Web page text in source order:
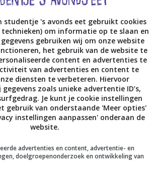
m’n hoofd te lopen, op m’n kussen te
ondertussen op m’n buik (ik slaap vaak op
En dat vond ik heer-lijk om te
mogelijk in te steken, dus
YES! 😀
studentje 's avonds eet gebruikt cookies
technieken) om informatie op te slaan en
gebruiken wij om onze website
het gebruik van de website te
content en advertenties te
van advertenties en content te
diensten te verbeteren. Hiervoor
zoals unieke advertentie ID’s,
Je kunt je cookie instellingen
gebruik van onderstaande 'Meer opties'
instellingen aanpassen' onderaan de
website.
advertenties en content, advertentie- en
doelgroepenonderzoek en ontwikkeling van